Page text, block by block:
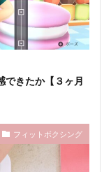
できたか【３ヶ月
フィットボクシング